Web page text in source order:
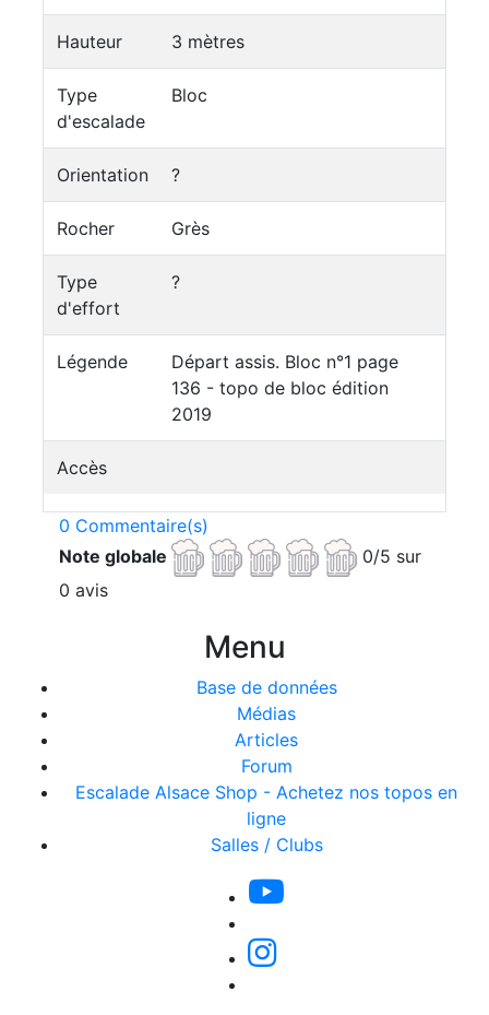
Hauteur 3 mètres
Type
d'escalade
Bloc
Orientation ?
Rocher Grès
Type
d'effort
?
Légende
Départ assis. Bloc n°1 page
136 - topo de bloc édition
2019
Accès
0 Commentaire(s)
Note globale
0/5 sur
0 avis
Menu
Base de données
Médias
Articles
Forum
Escalade Alsace Shop - Achetez nos topos en
ligne
Salles / Clubs